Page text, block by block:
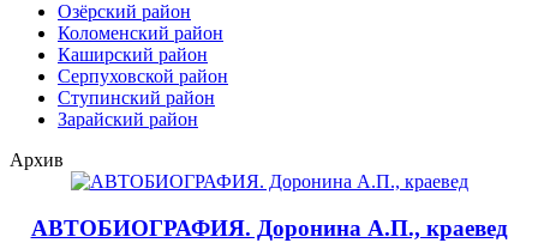
Озёрский район
Коломенский район
Каширский район
Серпуховской район
Ступинский район
Зарайский район
Архив
АВТОБИОГРАФИЯ. Доронина А.П., краевед